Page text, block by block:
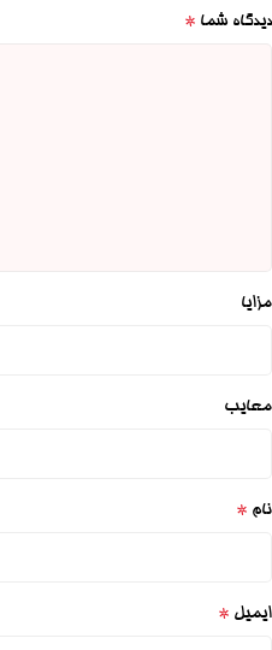
دیدگاه شما *
مزایا
معایب
نام *
ایمیل *